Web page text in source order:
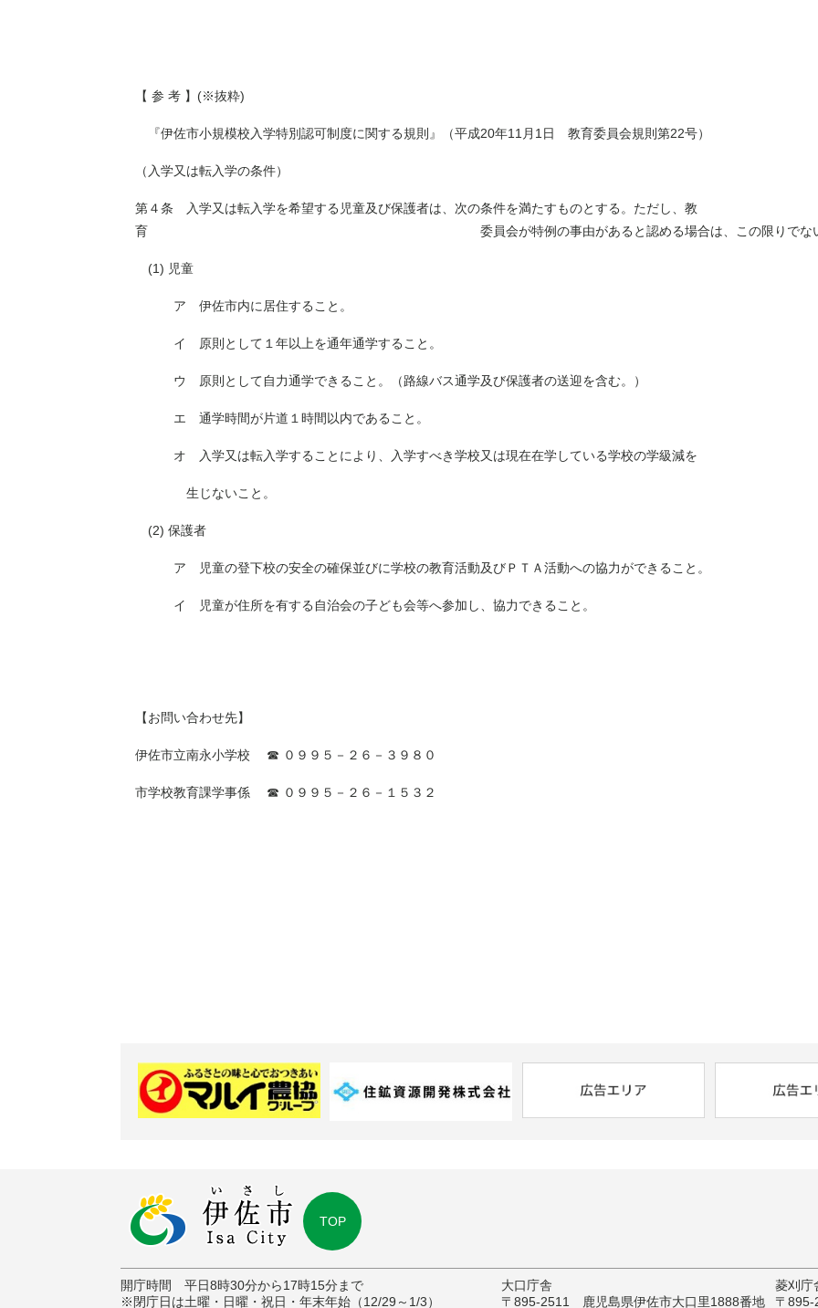
【 参 考 】(※抜粋)
『伊佐市小規模校入学特別認可制度に関する規則』（平成20年11月1日 教育委員会規則第22号）
（入学又は転入学の条件）
第４条 入学又は転入学を希望する児童及び保護者は、次の条件を満たすものとする。ただし、教
育 委員会が特例の事由があると認める場合は、この限りでない
(1) 児童
ア 伊佐市内に居住すること。
イ 原則として１年以上を通年通学すること。
ウ 原則として自力通学できること。（路線バス通学及び保護者の送迎を含む。）
エ 通学時間が片道１時間以内であること。
オ 入学又は転入学することにより、入学すべき学校又は現在在学している学校の学級減を
生じないこと。
(2) 保護者
ア 児童の登下校の安全の確保並びに学校の教育活動及びＰＴＡ活動への協力ができること。
イ 児童が住所を有する自治会の子ども会等へ参加し、協力できること。
【お問い合わせ先】
伊佐市立南永小学校 ☎ ０９９５－２６－３９８０
市学校教育課学事係 ☎ ０９９５－２６－１５３２
TOP
開庁時間 平日8時30分から17時15分まで
※閉庁日は土曜・日曜・祝日・年末年始（12/29～1/3）
大口庁舎
〒895-2511 鹿児島県伊佐市大口里1888番地
菱刈庁
〒